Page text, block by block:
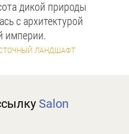
дикой природы
с архитектурой
империи.
ЛАНДШАФТ
Salon